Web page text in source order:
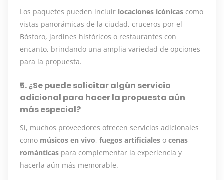
Los paquetes pueden incluir locaciones icónicas como
vistas panorámicas de la ciudad, cruceros por el
Bósforo, jardines históricos o restaurantes con
encanto, brindando una amplia variedad de opciones
para la propuesta.
5. ¿Se puede solicitar algún servicio
adicional para hacer la propuesta aún
más especial?
Sí, muchos proveedores ofrecen servicios adicionales
como músicos en vivo, fuegos artificiales o cenas
románticas para complementar la experiencia y
hacerla aún más memorable.